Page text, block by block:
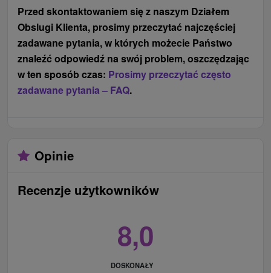
Przed skontaktowaniem się z naszym Działem
Obslugi Klienta, prosimy przeczytać najczęściej
zadawane pytania, w których możecie Państwo
znaleźć odpowiedź na swój problem, oszczędzając
w ten sposób czas: Prosimy przeczytać często
zadawane pytania – FAQ.
Opinie
Recenzje użytkowników
8,0
DOSKONAŁY